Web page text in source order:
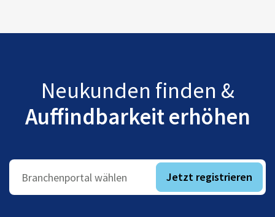
Neukunden finden &
Auffindbarkeit erhöhen
Branchenportal wählen Jetzt registrieren